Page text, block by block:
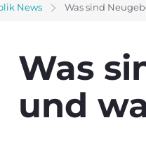
News Was sind
Was
und